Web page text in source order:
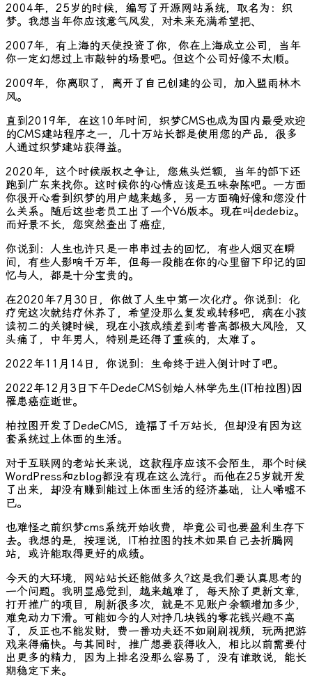
2004年，25岁的时候，编写了开源网站系统，取名为：织
梦。我想当年你应该意气风发，对未来充满希望把、
2007年，有上海的天使投资了你，你在上海成立公司，当年
你一定幻想过上市敲钟的场景吧。但这个公司好像不太顺。
2009年，你离职了，离开了自己创建的公司，加入盟雨林木
风。
直到2019年，在这10年时间，织梦CMS也成为国内最受欢迎
的CMS建站程序之一，几十万站长都是使用您的产品，很多
人通过织梦建站获得益。
2020年，这个时候版权之争让，您焦头烂额，当年的部下还
跑到广东来找你。这时候你的心情应该是五味杂陈吧。一方面
你很开心看到织梦的用户越来越多，另一方面确好像和您没什
么关系。随后这些老员工出了一个V6版本。现在叫dedebiz。
而好景不长，您突然查出了癌症，
你说到：人生也许只是一串串过去的回忆，有些人烟灭在瞬
间，有些人影响千万年，但每一段能在你的心里留下印记的回
忆与人，都是十分宝贵的。
在2020年7月30日，你做了人生中第一次化疗。你说到：化
疗完这次就结疗休养了，希望没那么复发或转移吧，病在小孩
读初二的关键时候，现在小孩成绩差到考普高都极大风险，又
头痛了，中年男人，特别是还得了重疾的，太难了。
2022年11月14日，你说到：生命终于进入倒计时了吧。
2022年12月3日下午DedeCMS创始人林学先生(IT柏拉图)因
罹患癌症逝世。
柏拉图开发了DedeCMS，造福了千万站长，但却没有因为这
套系统过上体面的生活。
对于互联网的老站长来说，这款程序应该不会陌生，那个时候
WordPress和zblog都没有现在这么流行。而他在25岁就开发
了出来，却没有赚到能过上体面生活的经济基础，让人唏嘘不
已。
也难怪之前织梦cms系统开始收费，毕竟公司也要盈利生存下
去。我想的是，按理说，IT柏拉图的技术如果自己去折腾网
站，或许能取得更好的成绩。
今天的大环境，网站站长还能做多久?这是我们要认真思考的
一个问题。我明显感觉到，越来越难了，每天除了更新文章，
打开推广的项目，刷新很多次，就是不见账户余额增加多少，
难免动力下滑。可能如今的人对挣几块钱的零花钱兴趣不高
了，反正也不能发财，费一番功夫还不如刷刷视频，玩两把游
戏来得痛快。与其同时，推广想要获得收入，相比以前需要付
出更多的精力，因为上排名没那么容易了，没有谁敢说，能长
期稳定下来。